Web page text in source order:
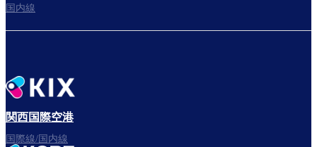
搭乗ゲートへ
国内線
関西国際空港
国際線/国内線